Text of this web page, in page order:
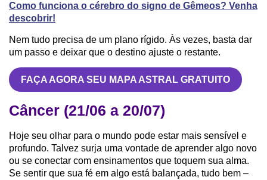
Como funciona o cérebro do signo de Gêmeos? Venha
descobrir!
Nem tudo precisa de um plano rígido. Às vezes, basta dar
um passo e deixar que o destino ajuste o restante.
FAÇA AGORA SEU MAPA ASTRAL GRATUITO
Câncer (21/06 a 20/07)
Hoje seu olhar para o mundo pode estar mais sensível e
profundo. Talvez surja uma vontade de aprender algo novo
ou se conectar com ensinamentos que toquem sua alma.
Se sentir que sua fé em algo está balançada, tudo bem –